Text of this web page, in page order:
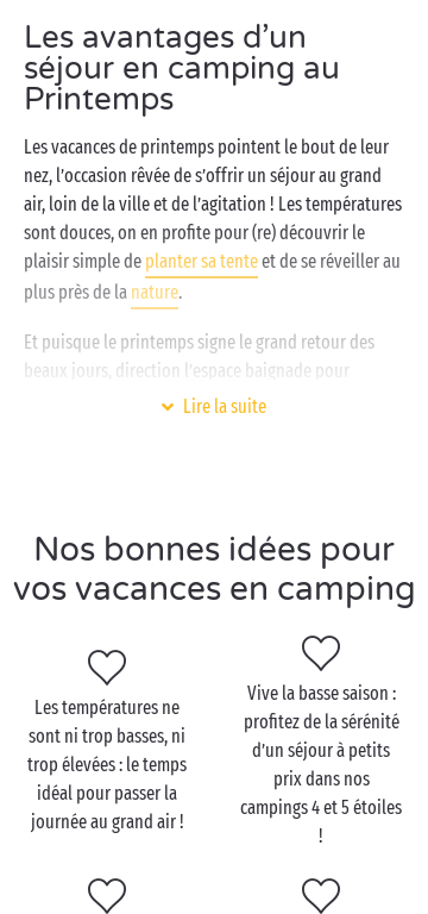
Les avantages d’un
séjour en camping au
Printemps
Les vacances de printemps pointent le bout de leur
nez, l’occasion rêvée de s’offrir un séjour au grand
air, loin de la ville et de l’agitation ! Les températures
sont douces, on en profite pour (re) découvrir le
plaisir simple de planter sa tenteet de se réveiller au
plus près de la nature.
Et puisque le printemps signe le grand retour des
beaux jours, direction l’espace baignade pour
prendre un grand bain de soleil ! Les plus frileux
ne savez pas quel sentier emprunter ? Demandez
conseil à nos équipes d’accueil pour trouver le
meilleur itinéraire pédestre.
Enfin, terminez la journée en beauté autour d’un
grand feu de camp ou d’un dîner aux chandelles sur
la terrasse de votre joli cottage. La vie en camping est
encore plus douce à la belle saison !
Lire la suite
Nos bonnes idées pour
vos vacances en camping
Les températures ne
sont ni trop basses, ni
trop élevées : le temps
idéal pour passer la
journée au grand air !
Vive la basse saison :
profitez de la sérénité
d’un séjour à petits
prix dans nos
campings 4 et 5 étoiles
!